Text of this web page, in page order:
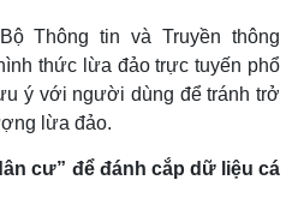
Biển đảo
Thông tin và Truyền thông
thức lừa đảo trực tuyến phổ
ý với người dùng để tránh trở
lừa đảo.
cư” để đánh cắp dữ liệu cá